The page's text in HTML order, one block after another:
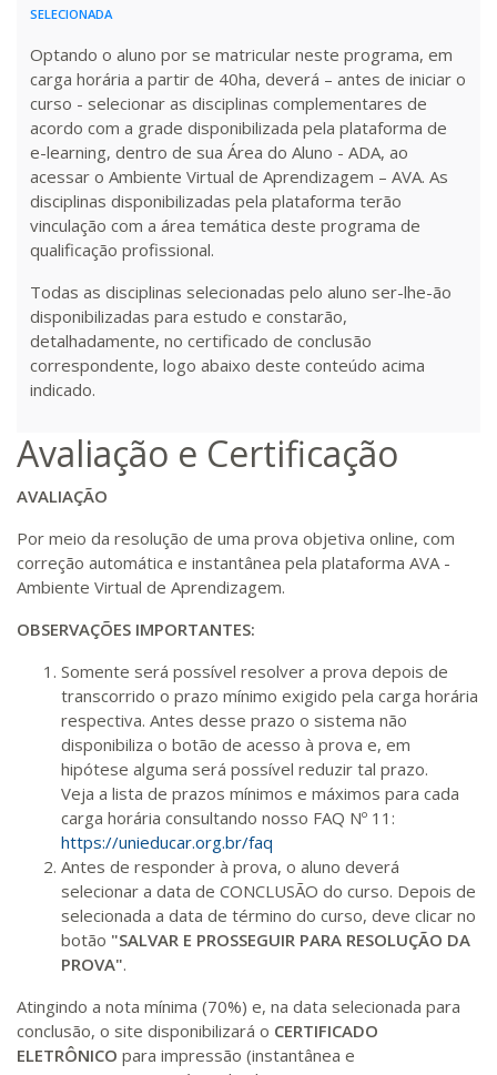
280 H 35dias 120dias
Matricular
300 H 38 dias 120dias
R$ 1.487,06
Matricular
320 H 40dias 120dias
R$ 1.586,20
Matricular
340 H 43 dias 120
R$ 1.685,33
360 H
R$ 1.784,48
48dias
R$ 1.883,61
400 H 50dias 150dias
R$ 1.982,74
Matricular
55dias 150 dias
R$ 2.240,16
Matricular
SELECIONADA
Optando o aluno por se matricular neste programa, em
carga horária a partir de 40ha, deverá – antes de iniciar o
curso - selecionar as disciplinas complementares de
acordo com a grade disponibilizada pela plataforma de
e-learning, dentro de sua Área do Aluno - ADA, ao
acessar o Ambiente Virtual de Aprendizagem – AVA. As
disciplinas disponibilizadas pela plataforma terão
vinculação com a área temática deste programa de
qualificação profissional.
Todas as disciplinas selecionadas pelo aluno ser-lhe-ão
disponibilizadas para estudo e constarão,
detalhadamente, no certificado de conclusão
correspondente, logo abaixo deste conteúdo acima
indicado.
Avaliação e Certificação
AVALIAÇÃO
Por meio da resolução de uma prova objetiva online, com
correção automática e instantânea pela plataforma AVA -
Ambiente Virtual de Aprendizagem.
OBSERVAÇÕES IMPORTANTES:
Somente será possível resolver a prova depois de
transcorrido o prazo mínimo exigido pela carga horária
respectiva. Antes desse prazo o sistema não
disponibiliza o botão de acesso à prova e, em
hipótese alguma será possível reduzir tal prazo.
Veja a lista de prazos mínimos e máximos para cada
carga horária consultando nosso FAQ Nº 11:
https://unieducar.org.br/faq
Antes de responder à prova, o aluno deverá
selecionar a data de CONCLUSÃO do curso. Depois de
selecionada a data de término do curso, deve clicar no
botão "SALVAR E PROSSEGUIR PARA RESOLUÇÃO DA
PROVA".
Atingindo a nota mínima (70%) e, na data selecionada para
conclusão, o site disponibilizará o CERTIFICADO
ELETRÔNICO para impressão (instantânea e